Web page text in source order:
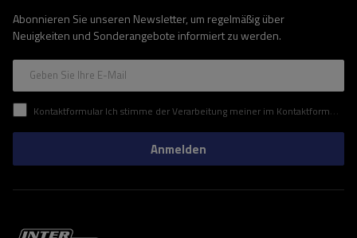
Abonnieren Sie unseren Newsletter, um regelmäßig über
Neuigkeiten und Sonderangebote informiert zu werden.
Geben Sie Ihre E-Mail
Kontaktformular Ich stimme der Verarbeitung meiner im Kontaktformular enthaltenen personenbezogenen Daten gemäß der Verordnung (EU) des Europäischen Parlaments und des Rates zu.
Anmelden